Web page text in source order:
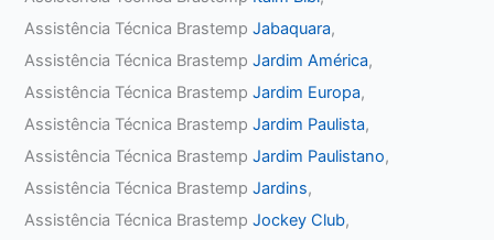
Assistência Técnica BrastempJabaquara,
Assistência Técnica BrastempJardim América,
Assistência Técnica BrastempJardim Europa,
Assistência Técnica BrastempJardim Paulista,
Assistência Técnica BrastempJardim Paulistano,
Assistência Técnica BrastempJardins,
Assistência Técnica BrastempJockey Club,